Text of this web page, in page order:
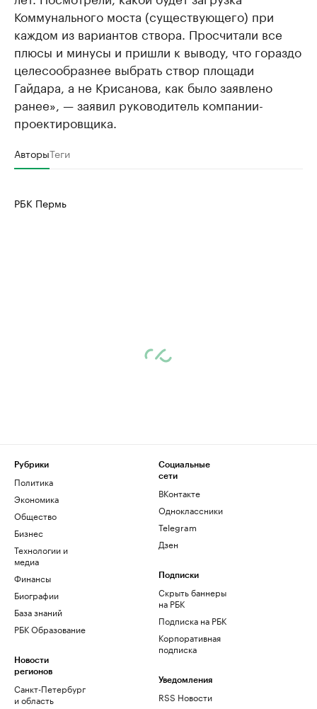
Коммунального моста (существующего) при
каждом из вариантов створа. Просчитали все
плюсы и минусы и пришли к выводу, что гораздо
целесообразнее выбрать створ площади
Гайдара, а не Крисанова, как было заявлено
ранее», — заявил руководитель компании-
проектировщика.
АвторыТеги
РБК Пермь
Рубрики
Политика
Экономика
Общество
Бизнес
Технологии и
медиа
Финансы
Биографии
База знаний
РБК Образование
Новости
регионов
Санкт-Петербург
и область
Социальные
сети
ВКонтакте
Одноклассники
Telegram
Дзен
Подписки
Скрыть баннеры
на РБК
Подписка на РБК
Корпоративная
подписка
Уведомления
RSS Новости